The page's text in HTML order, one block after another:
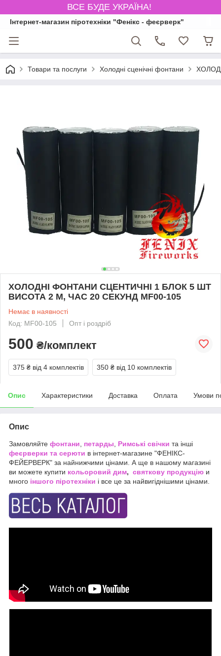
ВСЕ БУДЕ УКРАЇНА!
Інтернет-магазин піротехніки "Фенікс - феєрверк"
Товари та послуги Холодні сценічні фонтани
ХОЛОДНІ ФОНТАНИ СЦЕНТИЧНІ 1 БЛОК 5 ШТ
ВИСОТА 2 М, ЧАС 20 СЕКУНД MF00-105
Немає в наявності
Код: MF00-105
Опт і роздріб
500 ₴/комплект
375 ₴ від 4 комплектів 350 ₴ від 10 комплектів
Опис Характеристики Доставка Оплата Умови
Опис
Замовляйте фонтани петарды Римські свічки та інші
феєрверки та серюти в інтернет-магазине "ФЕНІКС-
ФЕЙЕРВЕРК" за найнижчими цінами. А ще в нашому магазині
ви можете купити кольоровий дим, святкову продукцію и
много іншого піротехніки і все це за найвигіднішими цінами.